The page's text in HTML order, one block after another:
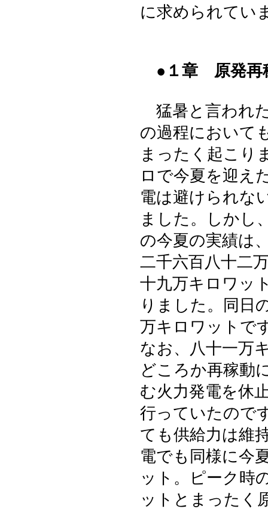
に求められてい
●１章 原発再
猛暑と言われ
の過程において
まったく起こり
ロで今夏を迎え
電は避けられな
ました。しかし
の今夏の実績は
二千六百八十二
十九万キロワッ
りました。同日
万キロワットで
なお、八十一万
どころか再稼動
む火力発電を休
行っていたので
ても供給力は維
電でも同様に今
ット。ピーク時
ットとまったく